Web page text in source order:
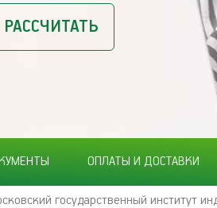
РАССЧИТАТЬ
ОПЛАТЫ И ДОСТАВКИ
государственный институт